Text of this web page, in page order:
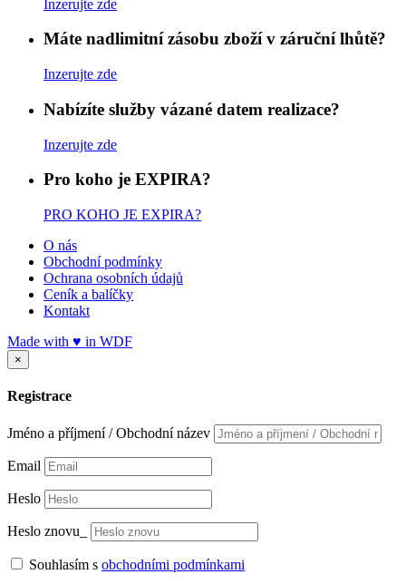
Inzerujte zde
Máte nadlimitní zásobu zboží v záruční lhůtě?
Inzerujte zde
Nabízíte služby vázané datem realizace?
Inzerujte zde
Pro koho je EXPIRA?
PRO KOHO JE EXPIRA?
O nás
Obchodní podmínky
Ochrana osobních údajů
Ceník a balíčky
Kontakt
Made with ♥ in WDF
×
Registrace
Jméno a příjmení / Obchodní název
Email
Heslo
Heslo znovu_
Souhlasím s obchodními podmínkami